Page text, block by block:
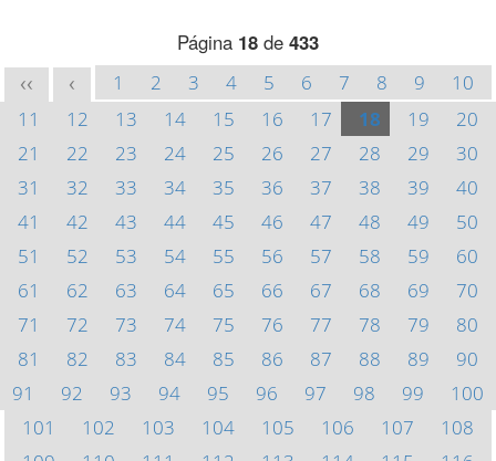
Página 18 de 433
<< < 1 2 3 4 5 6 7 8 9
10
11
12 13 14 15 16 17 18 19
20
21
22 23 24 25 26 27 28 29
30
31
32 33 34 35 36 37 38 39
40
41
42 43 44 45 46 47 48 49
50
51
52 53 54 55 56 57 58 59
60
61
62 63 64 65 66 67 68 69
70
71
72 73 74 75 76 77 78 79
80
81
82 83 84 85 86 87 88 89
90
91
92 93 94 95 96 97 98 99
100
101
102 103 104 105 106 107
108